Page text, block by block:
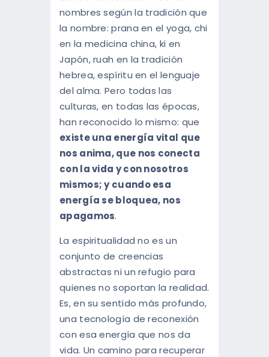
nombres según la tradición que
la nombre: prana en el yoga, chi
en la medicina china, ki en
Japón, ruah en la tradición
hebrea, espíritu en el lenguaje
del alma. Pero todas las
culturas, en todas las épocas,
han reconocido lo mismo: que
existe una energía vital que
nos anima, que nos conecta
con la vida y con nosotros
mismos; y cuando esa
energía se bloquea, nos
apagamos.
La espiritualidad no es un
conjunto de creencias
abstractas ni un refugio para
quienes no soportan la realidad.
Es, en su sentido más profundo,
una tecnología de reconexión
con esa energía que nos da
vida. Un camino para recuperar